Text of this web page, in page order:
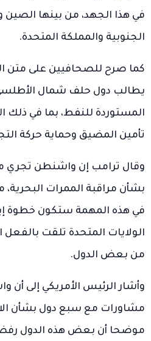
في هذا الجهد، من بينها الصين
الجنوبية والمملكة المتحدة.
كما صرح للصحافيين على متن
يطالب دول حلف شمال الأطلسي
المستوردة للنفط، بما في ذلك
تأمين المضيق وحماية حركة
وقال ترامب إن واشنطن تجري
بشأن مراقبة الممرات
في هذه المهمة ستكون خطوة
الولايات المتحدة تلقت
من بعض الدول.
وأشار الرئيس الأمريكي إلى أن
مشاورات مع سبع دول بشأن
موضحا أن بعض هذه الدول رفض